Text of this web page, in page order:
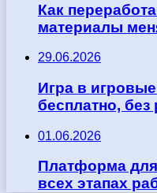
Как
материалы
29.06.2026
Игра в
бесплатно, без
01.06.2026
Платформа
всех этапах